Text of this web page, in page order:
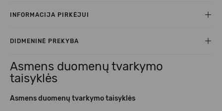
INFORMACIJA PIRKĖJUI
DIDMENINĖ PREKYBA
Asmens duomenų tvarkymo
taisyklės
Asmens duomenų tvarkymo taisyklės